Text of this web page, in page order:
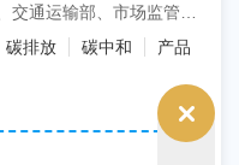
通运输部、市场监管总
碳排放统计核算体系...
碳排放 碳中和
产品